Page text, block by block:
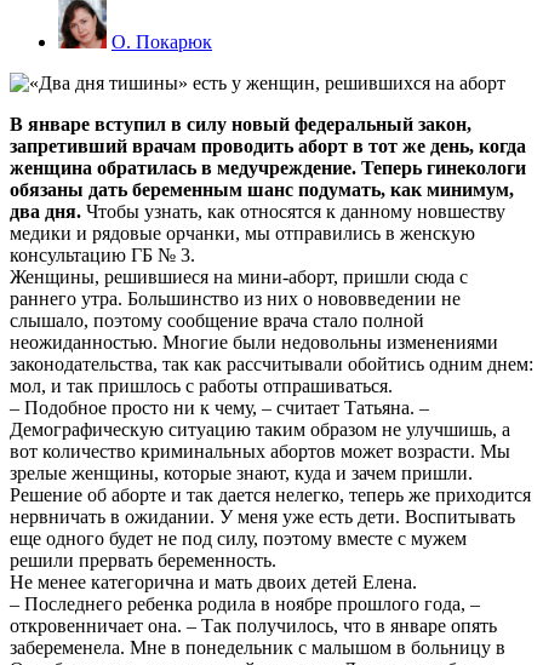
О. Покарюк
В январе вступил в силу новый федеральный закон,
запретивший врачам проводить аборт в тот же день, когда
женщина обратилась в медучреждение. Теперь гинекологи
обязаны дать беременным шанс подумать, как минимум,
два дня. Чтобы узнать, как относятся к данному новшеству
медики и рядовые орчанки, мы отправились в женскую
консультацию ГБ № 3.
Женщины, решившиеся на мини-аборт, пришли сюда с
раннего утра. Большинство из них о нововведении не
слышало, поэтому сообщение врача стало полной
неожиданностью. Многие были недовольны изменениями
законодательства, так как рассчитывали обойтись одним днем:
мол, и так пришлось с работы отпрашиваться.
– Подобное просто ни к чему, – считает Татьяна. –
Демографическую ситуацию таким образом не улучшишь, а
вот количество криминальных абортов может возрасти. Мы
зрелые женщины, которые знают, куда и зачем пришли.
Решение об аборте и так дается нелегко, теперь же приходится
нервничать в ожидании. У меня уже есть дети. Воспитывать
еще одного будет не под силу, поэтому вместе с мужем
решили прервать беременность.
Не менее категорична и мать двоих детей Елена.
– Последнего ребенка родила в ноябре прошлого года, –
откровенничает она. – Так получилось, что в январе опять
забеременела. Мне в понедельник с малышом в больницу в